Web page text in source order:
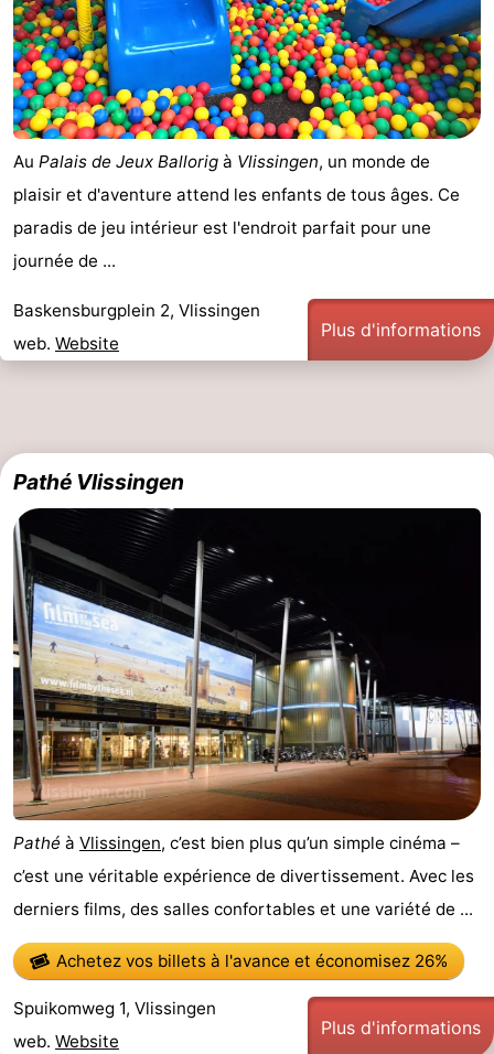
vue
Terrains
de
jeux
-
Aires
de
jeux
intérieures
-
Bowling
Centres
de
bien-
Villages
&
Nature
guidées
Sports
Faire
du
vélo
-
Randonnée
-
Équitation
-
Terrains
de
golf
-
Peche
Sportive
-
Equitation
Conduite
de
l'anneau
Boire
et
manger
Événements
Pratiques
Route
Au Palais de Jeux Ballorig à Vlissingen, un monde de
plaisir et d'aventure attend les enfants de tous âges. Ce
paradis de jeu intérieur est l'endroit parfait pour une
journée de ...
Baskensburgplein 2, Vlissingen
web. Website
Plus d'informations
Pathé Vlissingen
Pathé à Vlissingen, c’est bien plus qu’un simple cinéma –
c’est une véritable expérience de divertissement. Avec les
derniers films, des salles confortables et une variété de ...
Achetez vos billets à l'avanceet économisez 26%
Spuikomweg 1, Vlissingen
web. Website
Plus d'informations